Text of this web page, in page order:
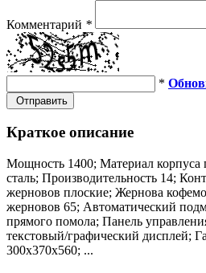
Комментарий *
*
Отправить
Краткое описание
Мощность 1400; Материал корпуса
сталь; Производительность 14;
жерновов плоские; Жернова
жерновов 65; Автоматический
прямого помола; Панель
текстовый/графический дисплей;
300х370х560; ...